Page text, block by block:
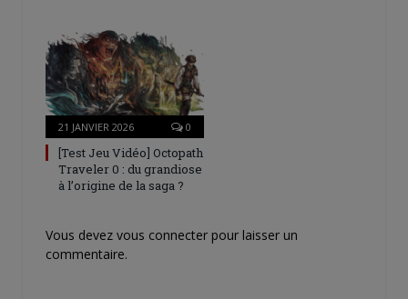
21 JANVIER 2026 0
[Test Jeu Vidéo] Octopath
Traveler 0 : du grandiose
à l’origine de la saga ?
Vous devez vous connecter pour laisser un
commentaire.